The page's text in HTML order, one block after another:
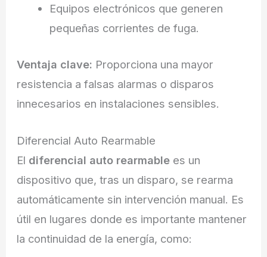
Equipos electrónicos que generen
pequeñas corrientes de fuga.
Ventaja clave: Proporciona una mayor
resistencia a falsas alarmas o disparos
innecesarios en instalaciones sensibles.
Diferencial Auto Rearmable
El diferencial auto rearmable es un
dispositivo que, tras un disparo, se rearma
automáticamente sin intervención manual. Es
útil en lugares donde es importante mantener
la continuidad de la energía, como: